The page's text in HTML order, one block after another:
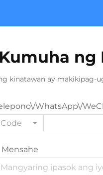
Kumuha ng
kinatawan ay makikipag-
WhatsApp\/
Code
Mensahe